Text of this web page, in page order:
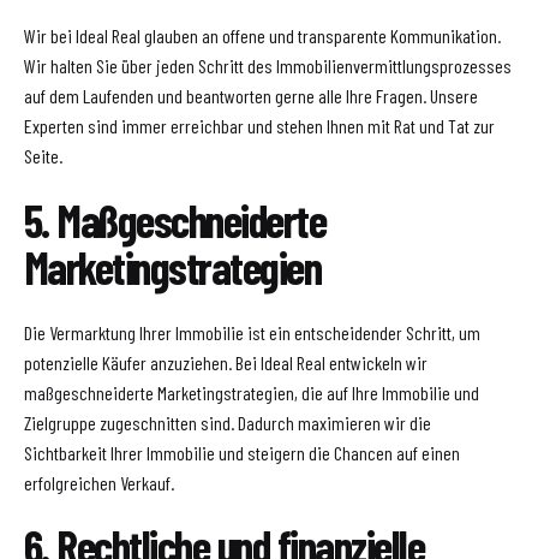
Wir bei Ideal Real glauben an offene und transparente Kommunikation.
Wir halten Sie über jeden Schritt des Immobilienvermittlungsprozesses
auf dem Laufenden und beantworten gerne alle Ihre Fragen. Unsere
Experten sind immer erreichbar und stehen Ihnen mit Rat und Tat zur
Seite.
5. Maßgeschneiderte
Marketingstrategien
Die Vermarktung Ihrer Immobilie ist ein entscheidender Schritt, um
potenzielle Käufer anzuziehen. Bei Ideal Real entwickeln wir
maßgeschneiderte Marketingstrategien, die auf Ihre Immobilie und
Zielgruppe zugeschnitten sind. Dadurch maximieren wir die
Sichtbarkeit Ihrer Immobilie und steigern die Chancen auf einen
erfolgreichen Verkauf.
6. Rechtliche und finanzielle